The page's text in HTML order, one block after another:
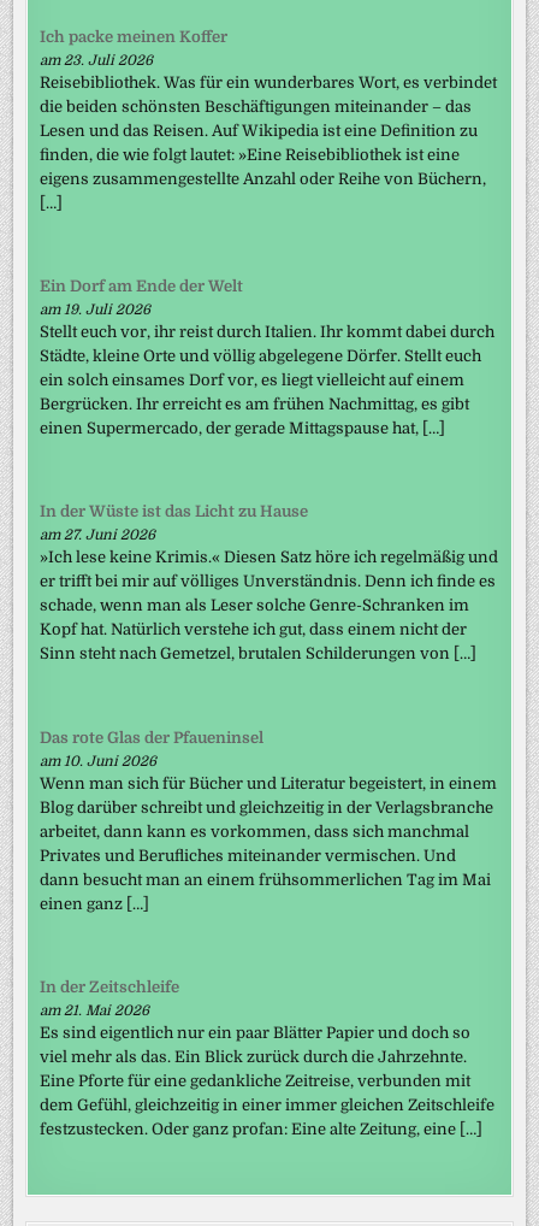
Ich packe meinen Koffer
am 23. Juli 2026
Reisebibliothek. Was für ein wunderbares Wort, es verbindet
die beiden schönsten Beschäftigungen miteinander – das
Lesen und das Reisen. Auf Wikipedia ist eine Definition zu
finden, die wie folgt lautet: »Eine Reisebibliothek ist eine
eigens zusammengestellte Anzahl oder Reihe von Büchern,
[…]
Ein Dorf am Ende der Welt
am 19. Juli 2026
Stellt euch vor, ihr reist durch Italien. Ihr kommt dabei durch
Städte, kleine Orte und völlig abgelegene Dörfer. Stellt euch
ein solch einsames Dorf vor, es liegt vielleicht auf einem
Bergrücken. Ihr erreicht es am frühen Nachmittag, es gibt
einen Supermercado, der gerade Mittagspause hat, […]
In der Wüste ist das Licht zu Hause
am 27. Juni 2026
»Ich lese keine Krimis.« Diesen Satz höre ich regelmäßig und
er trifft bei mir auf völliges Unverständnis. Denn ich finde es
schade, wenn man als Leser solche Genre-Schranken im
Kopf hat. Natürlich verstehe ich gut, dass einem nicht der
Sinn steht nach Gemetzel, brutalen Schilderungen von […]
Das rote Glas der Pfaueninsel
am 10. Juni 2026
Wenn man sich für Bücher und Literatur begeistert, in einem
Blog darüber schreibt und gleichzeitig in der Verlagsbranche
arbeitet, dann kann es vorkommen, dass sich manchmal
Privates und Berufliches miteinander vermischen. Und
dann besucht man an einem frühsommerlichen Tag im Mai
einen ganz […]
In der Zeitschleife
am 21. Mai 2026
Es sind eigentlich nur ein paar Blätter Papier und doch so
viel mehr als das. Ein Blick zurück durch die Jahrzehnte.
Eine Pforte für eine gedankliche Zeitreise, verbunden mit
dem Gefühl, gleichzeitig in einer immer gleichen Zeitschleife
festzustecken. Oder ganz profan: Eine alte Zeitung, eine […]